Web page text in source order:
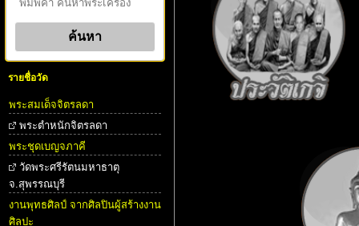
รายชื่อวัด
พระสมเด็จจิตรลดา
พระตําหนักจิตรลดา
พระชุดเบญจภาคี
วัดพระศรีรัตนมหาธาตุ
จ.สุพรรณบุรี
งานพุทธศิลป์ จากศิลปินผู้สร้างงาน
ศิลปะ